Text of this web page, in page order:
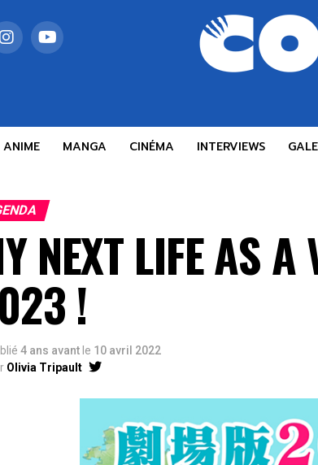
ANIME MANGA CINÉMA INTERVIEWS
NEXT LIFE AS
!
4 ans avant le 10 avril 2022
Olivia Tripault